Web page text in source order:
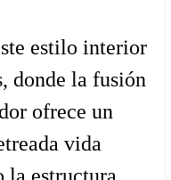
estilo interior
donde la fusión
ofrece un
vida